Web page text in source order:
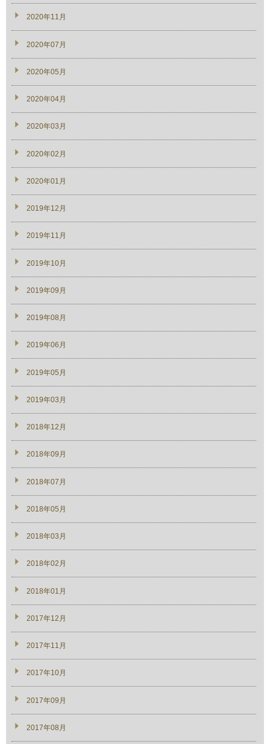
2020年11月
2020年07月
2020年05月
2020年04月
2020年03月
2020年02月
2020年01月
2019年12月
2019年11月
2019年10月
2019年09月
2019年08月
2019年06月
2019年05月
2019年03月
2018年12月
2018年09月
2018年07月
2018年05月
2018年03月
2018年02月
2018年01月
2017年12月
2017年11月
2017年10月
2017年09月
2017年08月